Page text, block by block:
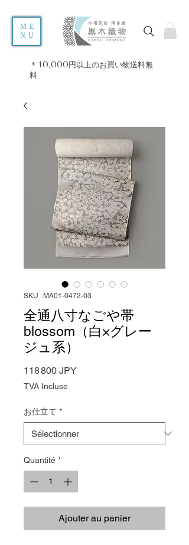
ME
NU
＊10,000円以上のお買い物送料無
料
SKU : MA01-0472-03
全通八寸なごや帯
blossom（白×グレー
ジュ系）
118 800 JPYPrix
TVA Incluse
お仕立て *
Quantité *
Ajouter au panier